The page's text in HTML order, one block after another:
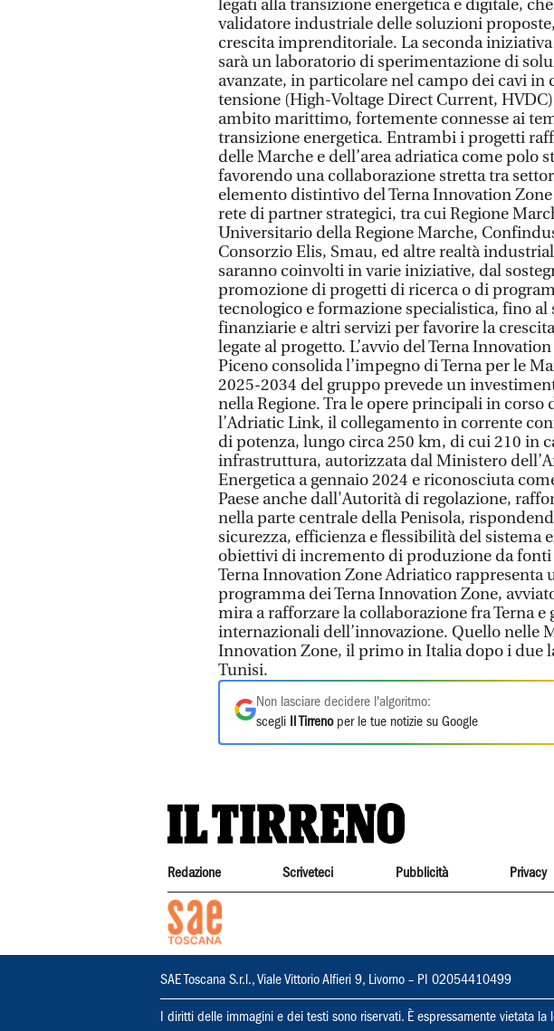
legati alla transizione energetica e digitale,
validatore industriale delle soluzioni
crescita imprenditoriale. La seconda iniziativa
sarà un laboratorio di sperimentazione di
avanzate, in particolare nel campo dei cavi in
tensione (High-Voltage Direct Current,
ambito marittimo, fortemente connesse ai
transizione energetica. Entrambi i progetti
delle Marche e dell’area adriatica come polo
favorendo una collaborazione stretta tra
elemento distintivo del Terna Innovation
rete di partner strategici, tra cui Regione
Universitario della Regione Marche,
Consorzio Elis, Smau, ed altre realtà
saranno coinvolti in varie iniziative, dal
promozione di progetti di ricerca o di
tecnologico e formazione specialistica, fino
finanziarie e altri servizi per favorire la
legate al progetto. L’avvio del Terna
Piceno consolida l’impegno di Terna per le
2025-2034 del gruppo prevede un
nella Regione. Tra le opere principali in corso
l’Adriatic Link, il collegamento in corrente
di potenza, lungo circa 250 km, di cui 210 in
infrastruttura, autorizzata dal Ministero
Energetica a gennaio 2024 e riconosciuta
Paese anche dall'Autorità di regolazione,
nella parte centrale della Penisola,
sicurezza, efficienza e flessibilità del sistema
obiettivi di incremento di produzione da
Terna Innovation Zone Adriatico rappresenta
programma dei Terna Innovation Zone,
mira a rafforzare la collaborazione fra Terna
internazionali dell’innovazione. Quello nelle
Innovation Zone, il primo in Italia dopo i due
Tunisi.
Non lasciare decidere l'algoritmo:
scegli
Il Tirrenoper le tue notizie su Google
Redazione Scriveteci Pubblicità Privacy
SAE Toscana S.r.l., Viale Vittorio Alfieri 9, Livorno – PI 02054410499
I diritti delle immagini e dei testi sono riservati. È espressamente vietata